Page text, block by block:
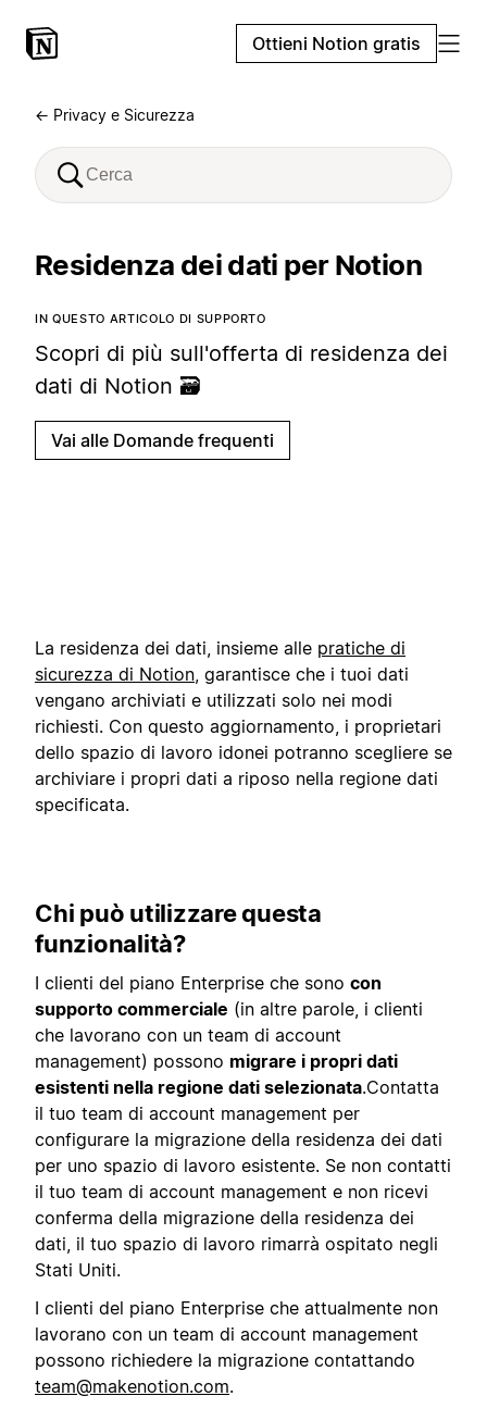
Ottieni Notion gratis
← Privacy e Sicurezza
Residenza dei dati per Notion
IN QUESTO ARTICOLO DI SUPPORTO
Scopri di più sull'offerta di residenza dei
dati di Notion 🗃️
Vai alle Domande frequenti
La residenza dei dati, insieme alle pratiche di
sicurezza di Notion , garantisce che i tuoi dati
vengano archiviati e utilizzati solo nei modi
richiesti. Con questo aggiornamento, i proprietari
dello spazio di lavoro idonei potranno scegliere se
archiviare i propri dati a riposo nella regione dati
specificata.
Chi può utilizzare questa
funzionalità?
I clienti del piano Enterprise che sono con
supporto commerciale (in altre parole, i clienti
che lavorano con un team di account
management) possono migrare i propri dati
esistenti nella regione dati selezionata.Contatta
il tuo team di account management per
configurare la migrazione della residenza dei dati
per uno spazio di lavoro esistente. Se non contatti
il tuo team di account management e non ricevi
conferma della migrazione della residenza dei
dati, il tuo spazio di lavoro rimarrà ospitato negli
Stati Uniti.
I clienti del piano Enterprise che attualmente non
lavorano con un team di account management
possono richiedere la migrazione contattando
team@makenotion.com.